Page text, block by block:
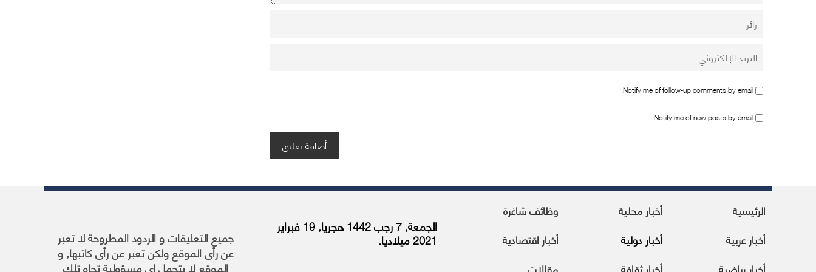
Notify me of follow-up comments by email.
Notify me of new posts by email.
الرئيسية أخبار محلية
وظائف شاغرة
أخبار عربية
أخبار دولية
أخبار اقتصادية
الجمعة, 7 رجب 1442 هجريا, 19 فبراير
2021 ميلاديا. جميع التعليقات و الردود المطروحة لا تعبر
عن رأى الموقع ولكن تعبر عن رأى كاتبها, و
الموقع لا يتحمل اى مسؤولية تجاه تلك